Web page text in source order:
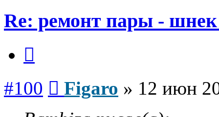
Re: ремонт пары - шнек
#100 Figaro » 12 июн